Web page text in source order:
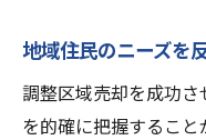
地域住民のニーズを
調整区域売却を成功
を的確に把握するこ